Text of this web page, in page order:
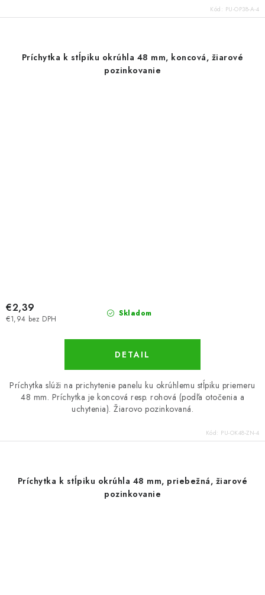
Kód: PU-OP38-A-4
Príchytka k stĺpiku okrúhla 48 mm, koncová, žiarové
pozinkovanie
Skladom
€1,94 bez DPH
€2,39
DETAIL
Príchytka slúži na prichytenie panelu ku okrúhlemu stĺpiku priemeru
48 mm. Príchytka je koncová resp. rohová (podľa otočenia a
uchytenia). Žiarovo pozinkovaná.
Kód: PU-OK48-ZN-4
Príchytka k stĺpiku okrúhla 48 mm, priebežná, žiarové
pozinkovanie